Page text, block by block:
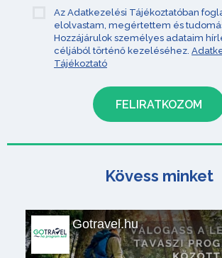
Az Adatkezelési Tájékoztatóban
elolvastam, megértettem és
Hozzájárulok személyes adataim
céljából történő kezeléséhez.
Tájékoztató
Kövess minket
Gotravel.hu